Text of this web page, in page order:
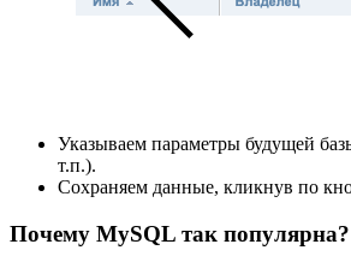
Указываем параметры будущей
т.п.).
Сохраняем данные, кликнув по
Почему MySQL так популярна?